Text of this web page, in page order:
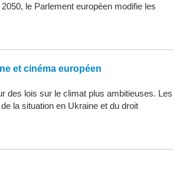
le Parlement européen modifie les
et cinéma européen
des lois sur le climat plus ambitieuses. Les
la situation en Ukraine et du droit